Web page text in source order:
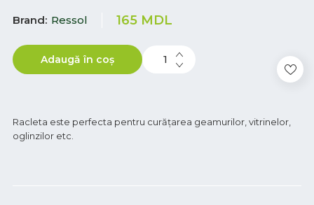
Brand Ressol 165 MDL
Adaugă în coș
Racleta este perfecta pentru curățarea geamurilor, vitrinelor,
oglinzilor etc.